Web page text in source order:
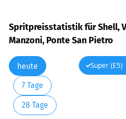
Spritpreisstatistik für Shell,
Manzoni, Ponte San Pietro
heute
7 Tage
28 Tage
Super (E5)